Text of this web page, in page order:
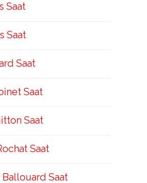
Saat
Saat
Saat
Saat
Saat
Saat
Saat